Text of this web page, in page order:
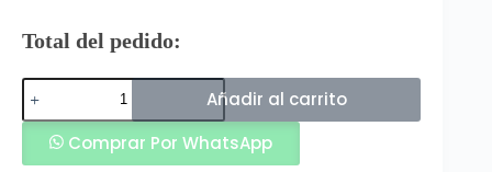
Total del pedido:
Buffon
Guantes
de
Arquero
Proto
Añadir al carrito
Comprar Por WhatsApp